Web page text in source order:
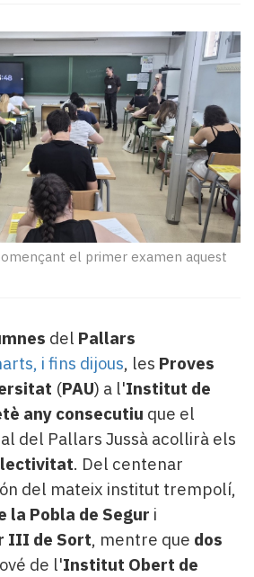
el primer examen aquest
del Pallars
i fins dijous, les Proves
(PAU) a l'Institut de
any consecutiu que el
del Pallars Jussà acollirà els
. Del centenar
del mateix institut trempolí,
la Pobla de Segur i
III de Sort, mentre que dos
de l'Institut Obert de